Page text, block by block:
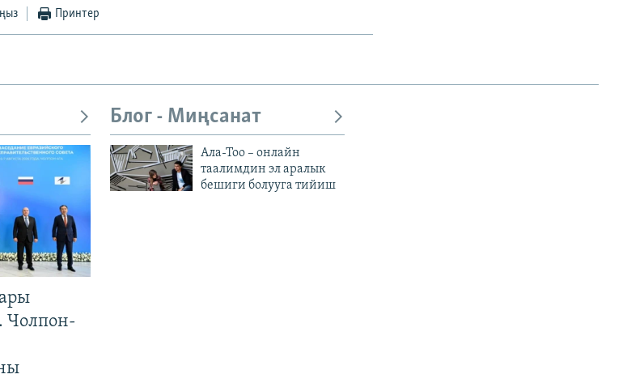
Принтер
Чолпон-
Блог - Миңсанат
Ала-Тоо – онлайн
таалимдин эл аралык
бешиги болууга тийиш